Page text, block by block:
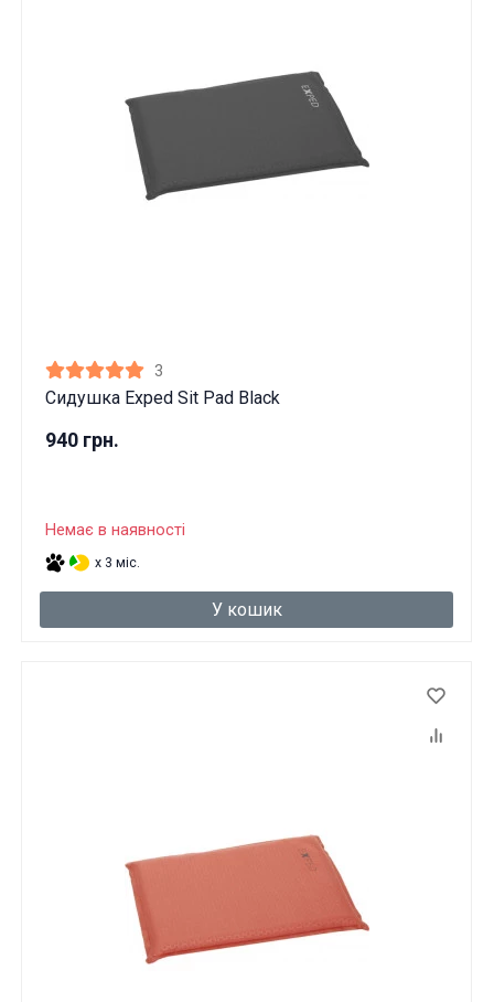
3
Сидушка Exped Sit Pad Black
940 грн.
Немає в наявності
x 3 міс.
У кошик